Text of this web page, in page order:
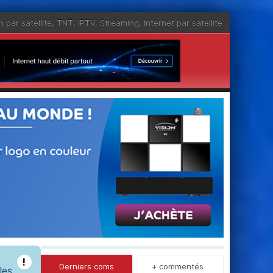
par satellite, TNT, IPTV, Streaming, Internet par satellite
! Derniers coms + commentés